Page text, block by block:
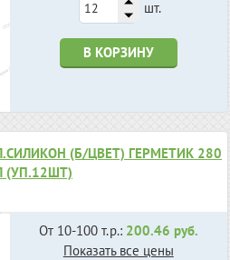
шт.
В КОРЗИНУ
(Б/ЦВЕТ) ГЕРМЕТИК 280
(УП.12ШТ)
От 10-100 т.р.: 200.46 руб.
Показать все цены